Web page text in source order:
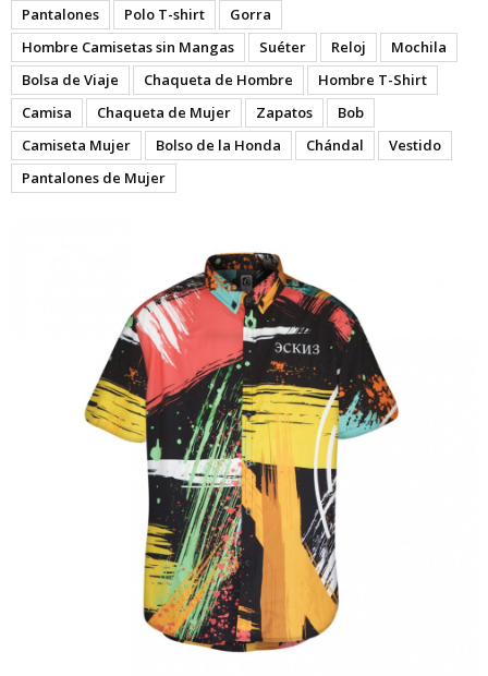
Pantalones
Polo T-shirt
Gorra
Hombre Camisetas sin Mangas
Suéter Reloj
Mochila
Bolsa de Viaje
Chaqueta de Hombre
Hombre T-Shirt
Camisa
Chaqueta de Mujer Zapatos
Bob
Camiseta Mujer
Bolso de la Honda Chándal
Vestido
Pantalones de Mujer